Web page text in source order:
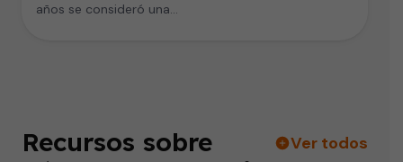
años se consideró una…
Recursos sobre
Ver todos